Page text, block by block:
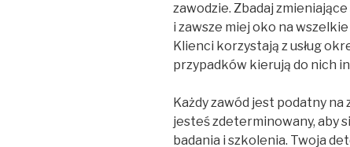
zawodzie. Zbadaj
i zawsze miej oko na
Klienci korzystają z usług
przypadków kierują do nich
Każdy zawód jest podatny
jesteś zdeterminowany, aby
badania i szkolenia. Twoja